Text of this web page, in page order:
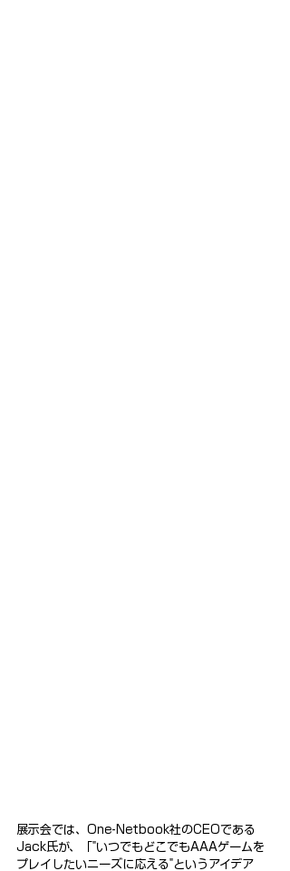
展示会では、One-Netbook社のCEOである
Jack氏が、「"いつでもどこでもAAAゲームを
プレイしたいニーズに応える"というアイデア